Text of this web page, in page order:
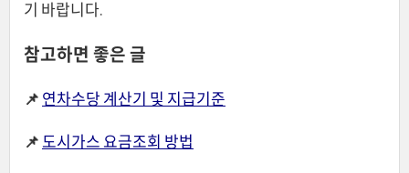
기 바랍니다.
참고하면 좋은 글
📌 연차수당 계산기 및 지급기준
📌 도시가스 요금조회 방법